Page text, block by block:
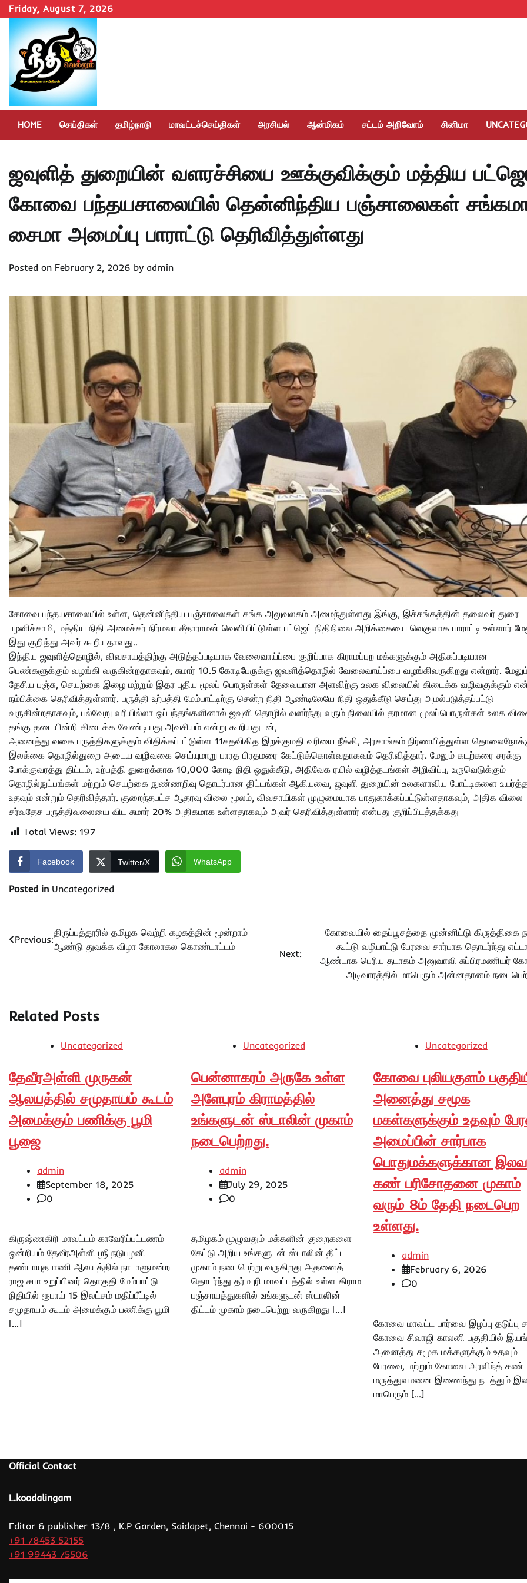
Skip
to
content
Friday, August 7, 2026
HOME செய்திகள் தமிழ்நாடு மாவட்டச்செய்திகள் அரசியல் ஆன்மிகம் சட்டம் அறிவோம் சினிமா
ஜவுளித் துறையின் வளரச்சியை ஊக்குவிக்கும் மத்திய
கோவை பந்தயசாலையில் தென்னிந்திய பஞ்சாலைகள்
சைமா அமைப்பு பாராட்டு தெரிவித்துள்ளது
Posted on February 2, 2026 by admin
கோவை பந்தயசாலையில் உள்ள, தென்னிந்திய பஞ்சாலைகள் சங்க அலுவலகம் அமைந்துள்ளது இங்கு, இச்சங்கத்தின் தலைவர் துரை
பழனிச்சாமி, மத்திய நிதி அமைச்சர் நிர்மலா சீதாராமன் வெளியிட்டுள்ள பட்ஜெட் நிதிநிலை அறிக்கையை வெகுவாக பாராட்டி உள்ளார்
இது குறித்து அவர் கூறியதாவது..
இந்திய ஜவுளித்தொழில், விவசாயத்திற்கு அடுத்தப்படியாக வேலைவாய்ப்பை குறிப்பாக கிராமப்புற மக்களுக்கும் அதிகப்படியான
பெண்களுக்கும் வழங்கி வருகின்றதாகவும், சுமார் 10.5 கோடிபேருக்கு ஜவுளித்தொழில் வேலைவாய்ப்பை வழங்கிவருகிறது என்றார்.
தேசிய பஞ்சு, செயற்கை இழை மற்றும் இதர புதிய மூலப் பொருள்கள் தேவையான அளவிற்கு உலக விலையில் கிடைக்க வழிவகுக்கும்
நம்பிக்கை தெரிவித்துள்ளார். பருத்தி உற்பத்தி மேம்பாட்டிற்கு சென்ற நிதி ஆண்டிலேயே நிதி ஒதுக்கீடு செய்து அமல்படுத்தப்பட்டு
வருகின்றதாகவும், பல்வேறு வரியில்லா ஒப்பந்தங்களினால் ஜவுளி தொழில் வளர்ந்து வரும் நிலையில் தரமான மூலப்பொருள்கள் உலக
தங்கு தடையின்றி கிடைக்க வேண்டியது அவசியம் என்று கூறியதுடன்,
அனைத்து வகை பருத்திகளுக்கும் விதிக்கப்பட்டுள்ள 11சதவிகித இறக்குமதி வரியை நீக்கி, அரசாங்கம் நிர்ணயித்துள்ள
இலக்கை தொழில்துறை அடைய வழிவகை செய்யுமாறு பாரத பிரதமரை கேட்டுக்கொள்வதாகவும் தெரிவித்தார். மேலும் கடற்கரை சரக்கு
போக்குவரத்து திட்டம், உற்பத்தி துறைக்காக 10,000 கோடி நிதி ஒதுக்கீடு, அதிவேக ரயில் வழித்தடங்கள் அறிவிப்பு, உருவெடுக்கும்
தொழில்நுட்பங்கள் மற்றும் செயற்கை நுண்ணறிவு தொடர்பான திட்டங்கள் ஆகியவை, ஜவுளி துறையின் உலகளாவிய போட்டிகளை
உதவும் என்றும் தெரிவித்தார். குறைந்தபட்ச ஆதரவு விலை மூலம், விவசாயிகள் முழுமையாக பாதுகாக்கப்பட்டுள்ளதாகவும், அதிக விலை
சர்வதேச பருத்திவலையை விட சுமார் 20% அதிகமாக உள்ளதாகவும் அவர் தெரிவித்துள்ளார் என்பது குறிப்பிடத்தக்கது
Total Views: 197
Facebook Twitter/X WhatsApp
Posted in Uncategorized
Post
navigation
Previous:
திருப்பத்தூரில் தமிழக வெற்றி கழகத்தின் மூன்றாம்
ஆண்டு துவக்க விழா கோலாகல கொண்டாட்டம்
Next:
கோவையில் தைப்பூசத்தை முன்னிட்டு கிருத்திகை
கூட்டு வழிபாட்டு பேரவை சார்பாக தொடர்ந்து
ஆண்டாக பெரிய தடாகம் அனுவாவி சுப்பிரமணியர்
அடிவாரத்தில் மாபெரும் அன்னதானம்
Related Posts
Uncategorized
தேவீரஅள்ளி முருகன்
ஆலயத்தில் சமுதாயம் கூடம்
அமைக்கும் பணிக்கு பூமி
பூஜை
admin
September 18, 2025
0
கிருஷ்ணகிரி மாவட்டம் காவேரிப்பட்டணம்
ஒன்றியம் தேவீரஅள்ளி ஶ்ரீ நடுபழனி
தண்டாயுதபாணி ஆலயத்தில் நாடாளுமன்ற
ராஜ சபா உறுப்பினர் தொகுதி மேம்பாட்டு
நிதியில் ரூபாய் 15 இலட்சம் மதிப்பீட்டில்
சமுதாயம் கூடம் அமைக்கும் பணிக்கு பூமி
[…]
Uncategorized
பென்னாகரம் அருகே உள்ள
அளேபுரம் கிராமத்தில்
உங்களுடன் ஸ்டாலின் முகாம்
நடைபெற்றது.
admin
July 29, 2025
0
தமிழகம் முழுவதும் மக்களின் குறைகளை
கேட்டு அறிய உங்களுடன் ஸ்டாலின் திட்ட
முகாம் நடைபெற்று வருகிறது அதனைத்
தொடர்ந்து தர்மபுரி மாவட்டத்தில் உள்ள கிராம
பஞ்சாயத்துகளில் உங்களுடன் ஸ்டாலின்
திட்டம் முகாம் நடைபெற்று வருகிறது […]
Uncategorized
கோவை புலியகுளம்
அனைத்து சமூக
மகள்களுக்கும் உதவும்
அமைப்பின் சார்பாக
பொதுமக்களுக்கான
கண் பரிசோதனை முகாம்
வரும் 8ம் தேதி நடைபெற
உள்ளது.
admin
February 6, 2026
0
கோவை மாவட்ட பார்வை இழப்பு தடுப்பு
கோவை சிவாஜி காலனி பகுதியில்
அனைத்து சமூக மக்களுக்கும் உதவும்
பேரவை, மற்றும் கோவை அரவிந்த் கண்
மருத்துவமனை இணைந்து நடத்தும்
மாபெரும் […]
Official Contact
L.koodalingam
Editor & publisher 13/8 , K.P Garden, Saidapet, Chennai - 600015
+91 78453 52155
+91 99443 75506